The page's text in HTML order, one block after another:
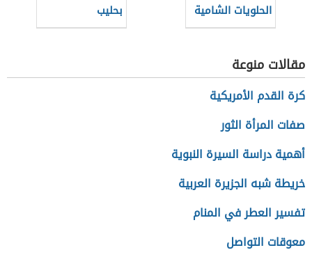
الحلويات الشامية
بحليب
مقالات منوعة
كرة القدم الأمريكية
صفات المرأة الثور
أهمية دراسة السيرة النبوية
خريطة شبه الجزيرة العربية
تفسير العطر في المنام
معوقات التواصل